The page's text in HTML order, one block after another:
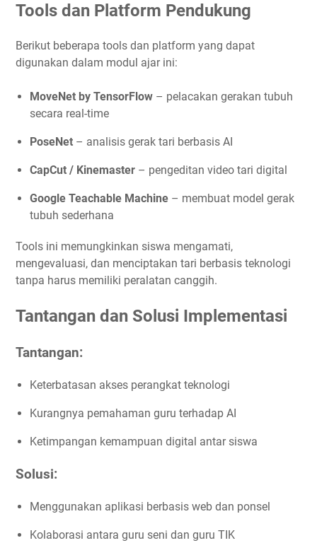
Tools dan Platform Pendukung
Berikut beberapa tools dan platform yang dapat
digunakan dalam modul ajar ini:
MoveNet by TensorFlow – pelacakan gerakan tubuh
secara real-time
PoseNet – analisis gerak tari berbasis AI
CapCut / Kinemaster – pengeditan video tari digital
Google Teachable Machine – membuat model gerak
tubuh sederhana
Tools ini memungkinkan siswa mengamati,
mengevaluasi, dan menciptakan tari berbasis teknologi
tanpa harus memiliki peralatan canggih.
Tantangan dan Solusi Implementasi
Tantangan:
Keterbatasan akses perangkat teknologi
Kurangnya pemahaman guru terhadap AI
Ketimpangan kemampuan digital antar siswa
Solusi:
Menggunakan aplikasi berbasis web dan ponsel
Kolaborasi antara guru seni dan guru TIK